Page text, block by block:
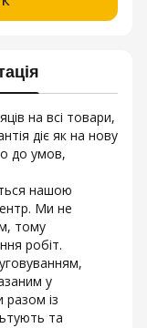
на всі товари,
діє як на нову
до умов,
нашою
Ми не
тому
робіт.
у
разом із
та